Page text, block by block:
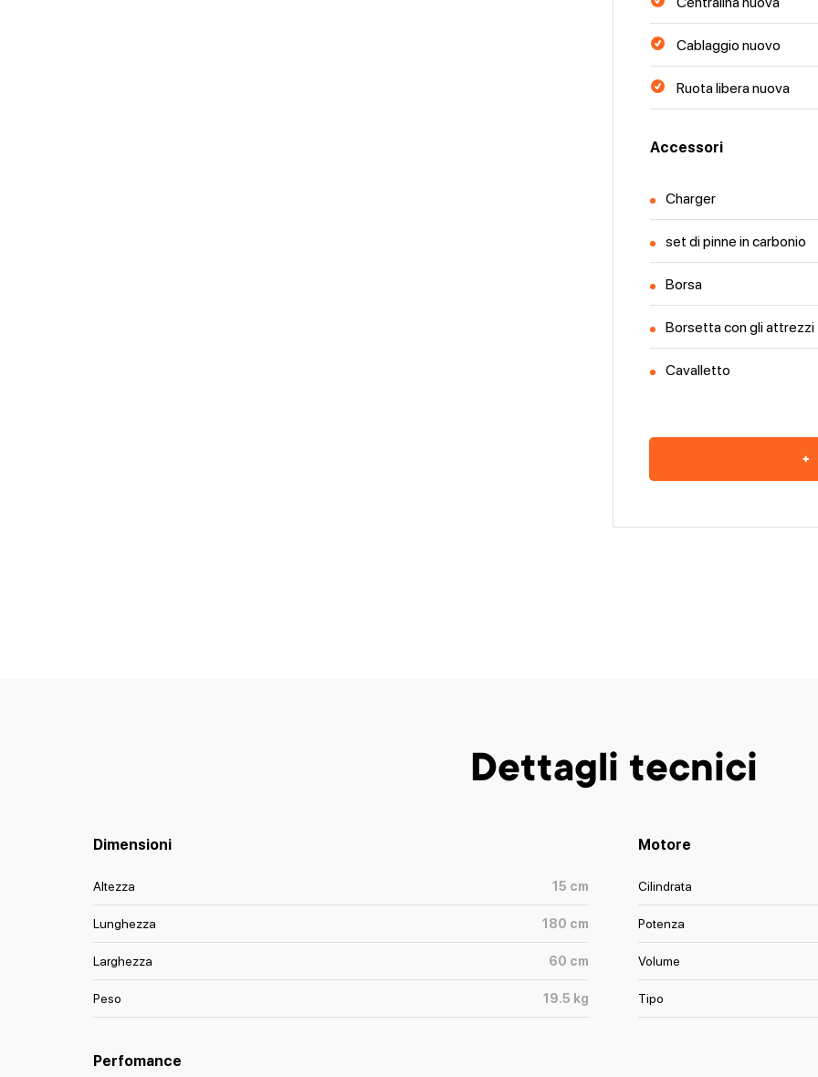
Cablaggio nuovo
Ruota libera nuova
Accessori
Charger
set di pinne in carbonio
Borsa
Borsetta con gli attrezzi
Cavalletto
+
Dettagli tecnici
Dimensioni
Altezza 15 cm
Lunghezza 180 cm
Larghezza 60 cm
Peso 19.5 kg
Perfomance
Motore
Cilindrata
Potenza
Volume
Tipo